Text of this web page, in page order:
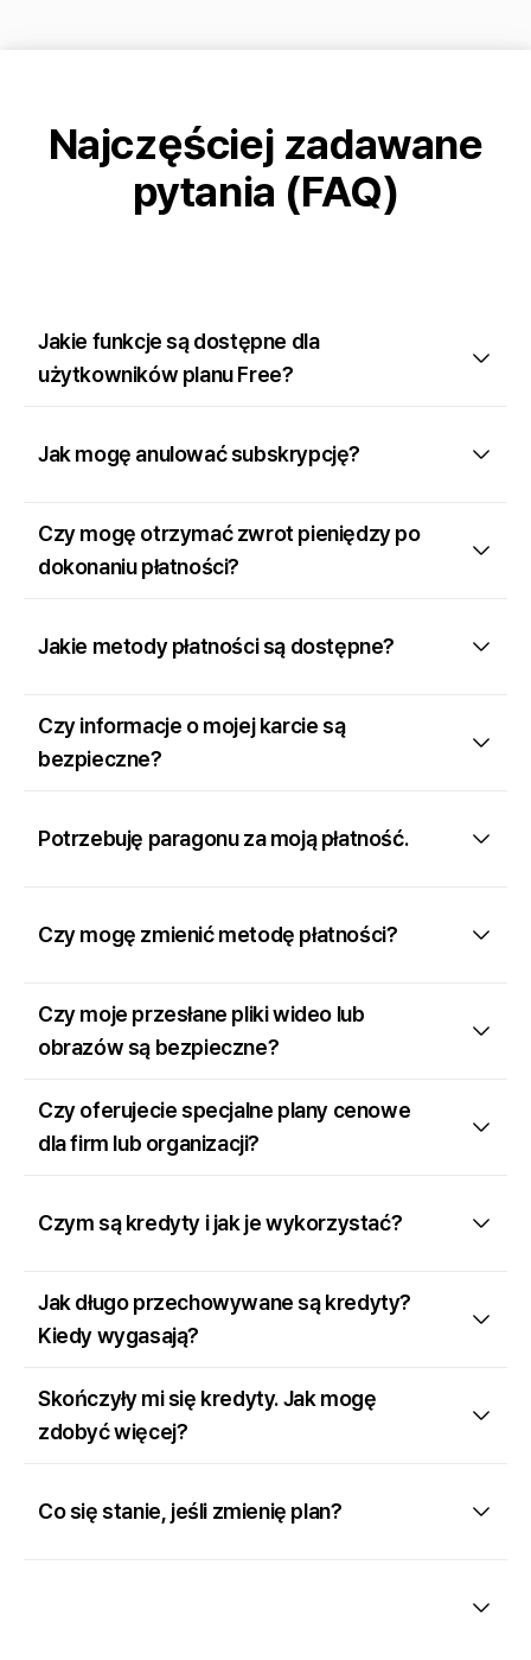
Najczęściej zadawane
pytania (FAQ)
Jakie funkcje są dostępne dla
użytkowników planu Free?
Jak mogę anulować subskrypcję?
Czy mogę otrzymać zwrot pieniędzy po
dokonaniu płatności?
Jakie metody płatności są dostępne?
Czy informacje o mojej karcie są
bezpieczne?
Potrzebuję paragonu za moją płatność.
Czy mogę zmienić metodę płatności?
Czy moje przesłane pliki wideo lub
obrazów są bezpieczne?
Czy oferujecie specjalne plany cenowe
dla firm lub organizacji?
Czym są kredyty i jak je wykorzystać?
Jak długo przechowywane są kredyty?
Kiedy wygasają?
Skończyły mi się kredyty. Jak mogę
zdobyć więcej?
Co się stanie, jeśli zmienię plan?